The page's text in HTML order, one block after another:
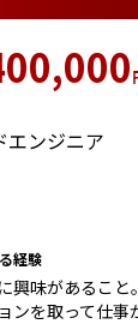
エンジニア
経験
興味があること
ンを取って仕事